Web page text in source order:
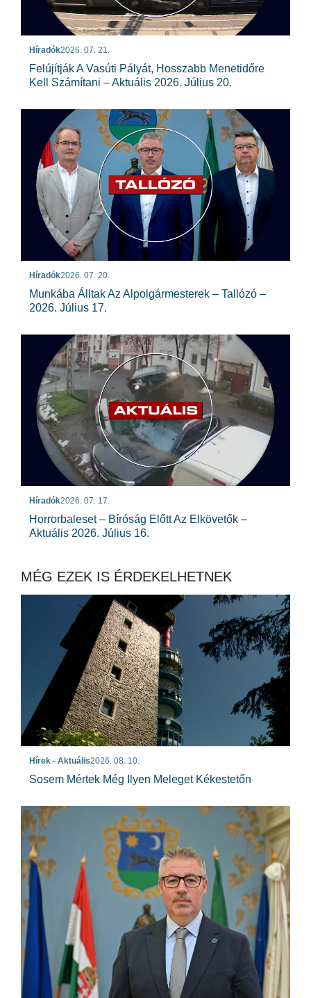
Híradók2026. 07. 21.
Felújítják A Vasúti Pályát, Hosszabb Menetidőre
Kell Számítani – Aktuális 2026. Július 20.
Híradók2026. 07. 20.
Munkába Álltak Az Alpolgármesterek – Tallózó –
2026. Július 17.
Híradók2026. 07. 17.
Horrorbaleset – Bíróság Előtt Az Elkövetők –
Aktuális 2026. Július 16.
MÉG EZEK IS ÉRDEKELHETNEK
Hírek - Aktuális2026. 08. 10.
Sosem Mértek Még Ilyen Meleget Kékestetőn